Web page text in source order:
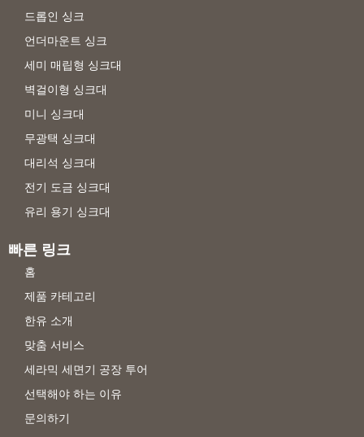
드롭인 싱크
언더마운트 싱크
세미 매립형 싱크대
벽걸이형 싱크대
미니 싱크대
무광택 싱크대
대리석 싱크대
전기 도금 싱크대
유리 용기 싱크대
빠른 링크
홈
제품 카테고리
한유 소개
맞춤 서비스
세라믹 세면기 공장 투어
선택해야 하는 이유
문의하기